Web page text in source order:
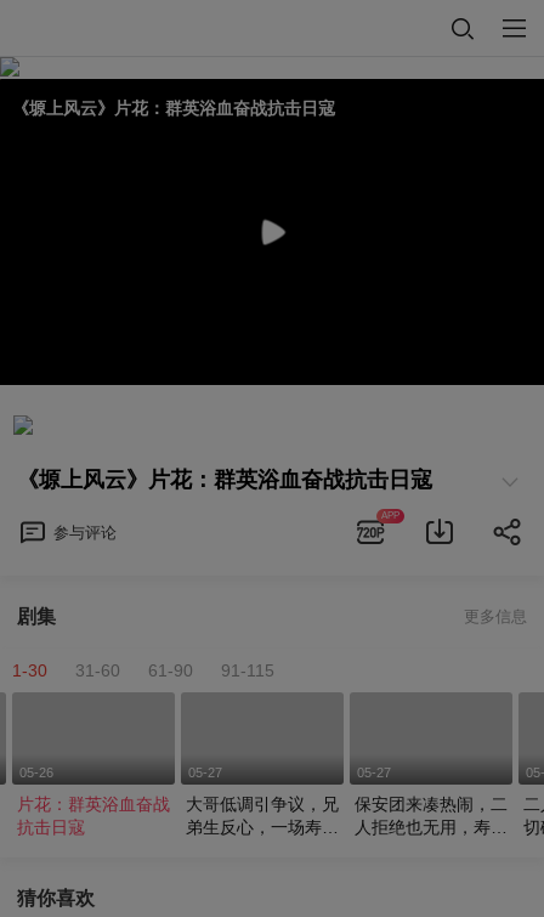
《塬上风云》片花：群英浴血奋战抗击日寇
《塬上风云》片花：群英浴血奋战抗击日寇
参与评论
APP
剧集 更多信息
1-30 31-60 61-90 91-115
05-26
片花：群英浴血奋战
抗击日寇
05-27
大哥低调引争议，兄
弟生反心，一场寿宴
05-27
保安团来凑热闹，二
人拒绝也无用，寿宴
切
猜你喜欢